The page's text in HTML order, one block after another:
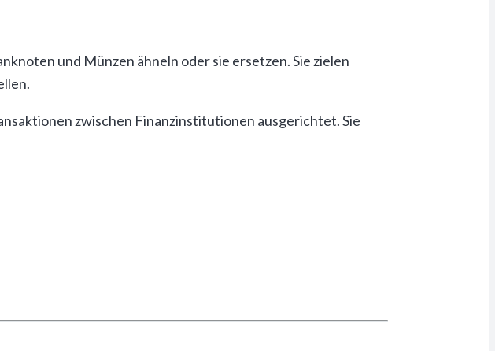
und Münzen ähneln oder sie ersetzen. Sie zielen
zwischen Finanzinstitutionen ausgerichtet. Sie